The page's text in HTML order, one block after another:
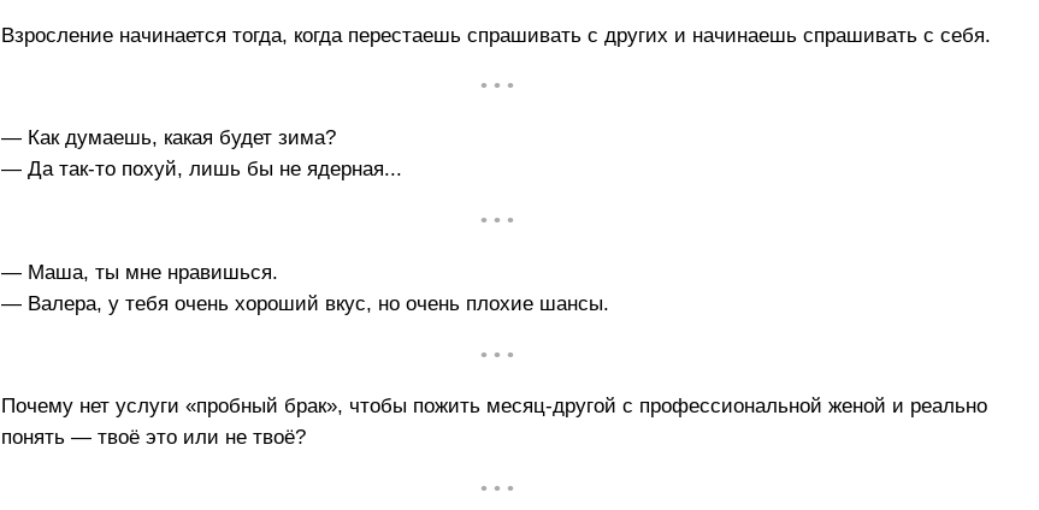
Взросление начинается тогда, когда перестаешь спрашивать с других и начинаешь спрашивать с себя.
• • •
— Как думаешь, какая будет зима?
— Да так-то похуй, лишь бы не ядерная...
• • •
— Маша, ты мне нравишься.
— Валера, у тебя очень хороший вкус, но очень плохие шансы.
• • •
Почему нет услуги «пробный брак», чтобы пожить месяц-другой с профессиональной женой и реально
понять — твоё это или не твоё?
• • •